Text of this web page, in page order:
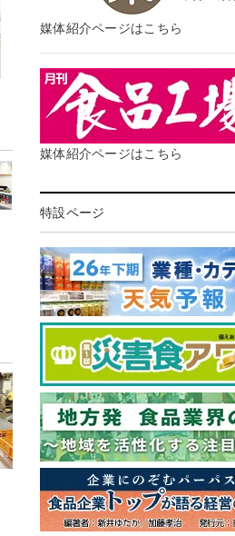
媒体紹介ページはこちら
媒体紹介ページはこちら
特設ページ